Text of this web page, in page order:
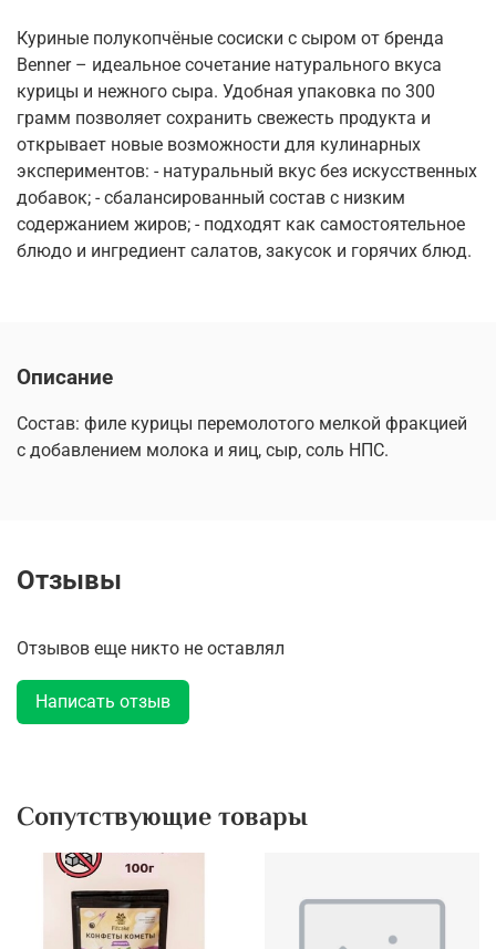
Куриные полукопчёные сосиски с сыром от бренда
Benner – идеальное сочетание натурального вкуса
курицы и нежного сыра. Удобная упаковка по 300
грамм позволяет сохранить свежесть продукта и
открывает новые возможности для кулинарных
экспериментов: - натуральный вкус без искусственных
добавок; - сбалансированный состав с низким
содержанием жиров; - подходят как самостоятельное
блюдо и ингредиент салатов, закусок и горячих блюд.
Описание
Состав: филе курицы перемолотого мелкой фракцией
с добавлением молока и яиц, сыр, соль НПС.
Отзывы
Отзывов еще никто не оставлял
Написать отзыв
Сопутствующие товары